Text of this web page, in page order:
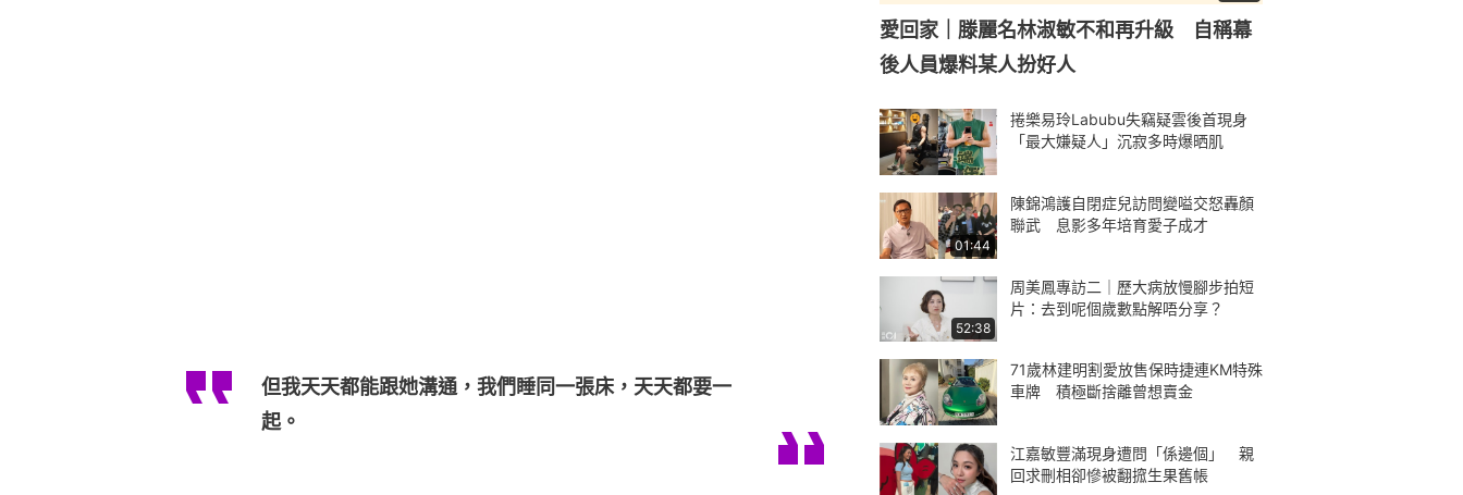
但我天天都能跟她溝通，我們睡同一張床，天天都要一
起。
愛回家｜滕麗名林淑敏不和再升級 自稱幕
後人員爆料某人扮好人
捲樂易玲Labubu失竊疑雲後首現身
「最大嫌疑人」沉寂多時爆晒肌
01:44
陳錦鴻護自閉症兒訪問變嗌交怒轟顏
聯武 息影多年培育愛子成才
52:38
周美鳳專訪二｜歷大病放慢腳步拍短
片：去到呢個歲數點解唔分享？
71歲林建明割愛放售保時捷連KM特殊
車牌 積極斷捨離曾想賣金
江嘉敏豐滿現身遭問「係邊個」 親
回求刪相卻慘被翻搲生果舊帳